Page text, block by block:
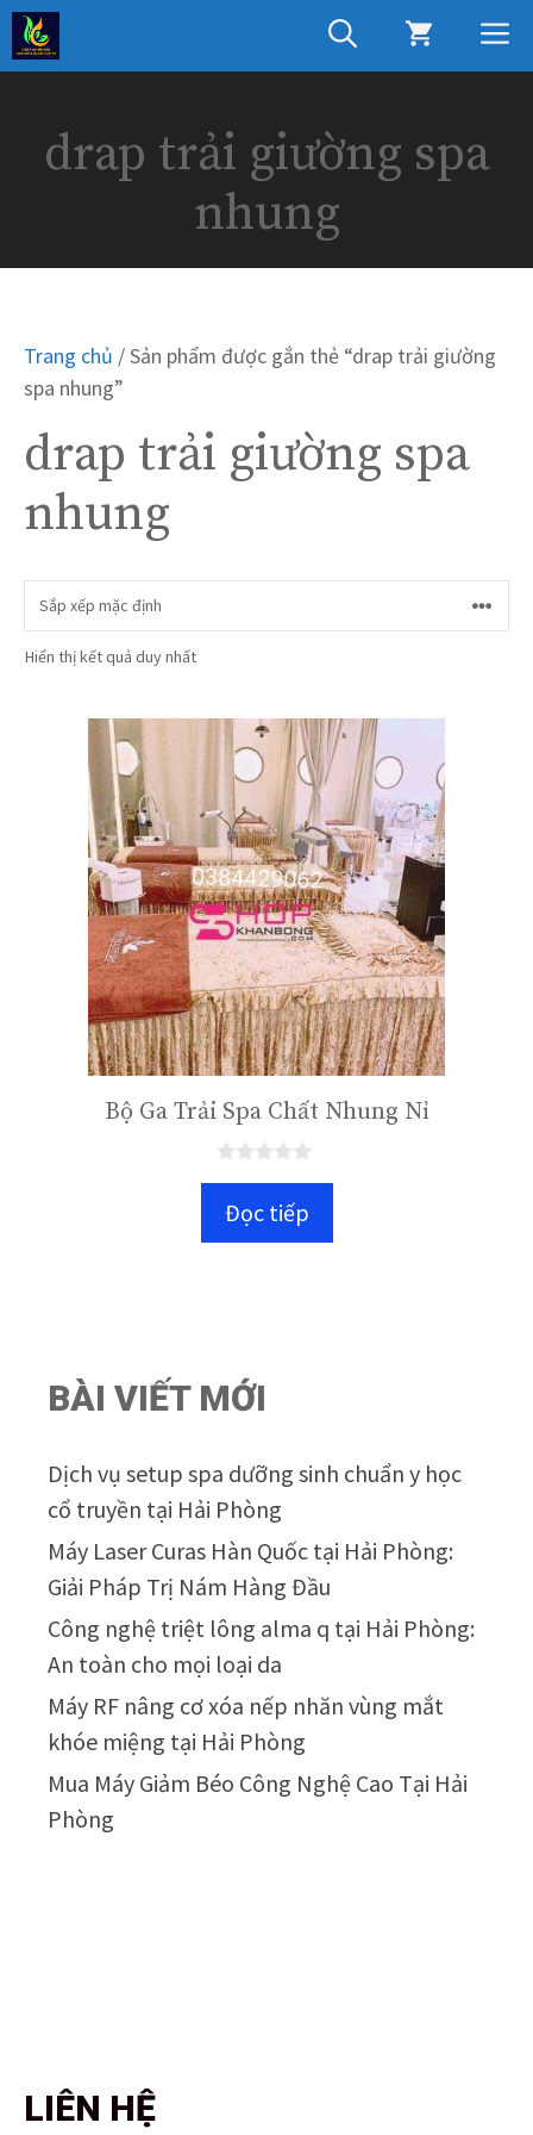
Chuyển
đến
nội
drap trải giường spa
nhung
Trang chủ / Sản phẩm được gắn thẻ “drap trải giường
spa nhung”
drap trải giường spa
nhung
Hiển thị kết quả duy nhất
Bộ Ga Trải Spa Chất Nhung Nỉ
gĐọc tiếp
BÀI VIẾT MỚI
Dịch vụ setup spa dưỡng sinh chuẩn y học
cổ truyền tại Hải Phòng
Máy Laser Curas Hàn Quốc tại Hải Phòng:
Giải Pháp Trị Nám Hàng Đầu
Công nghệ triệt lông alma q tại Hải Phòng:
An toàn cho mọi loại da
Máy RF nâng cơ xóa nếp nhăn vùng mắt
khóe miệng tại Hải Phòng
Mua Máy Giảm Béo Công Nghệ Cao Tại Hải
Phòng
LIÊN HỆ